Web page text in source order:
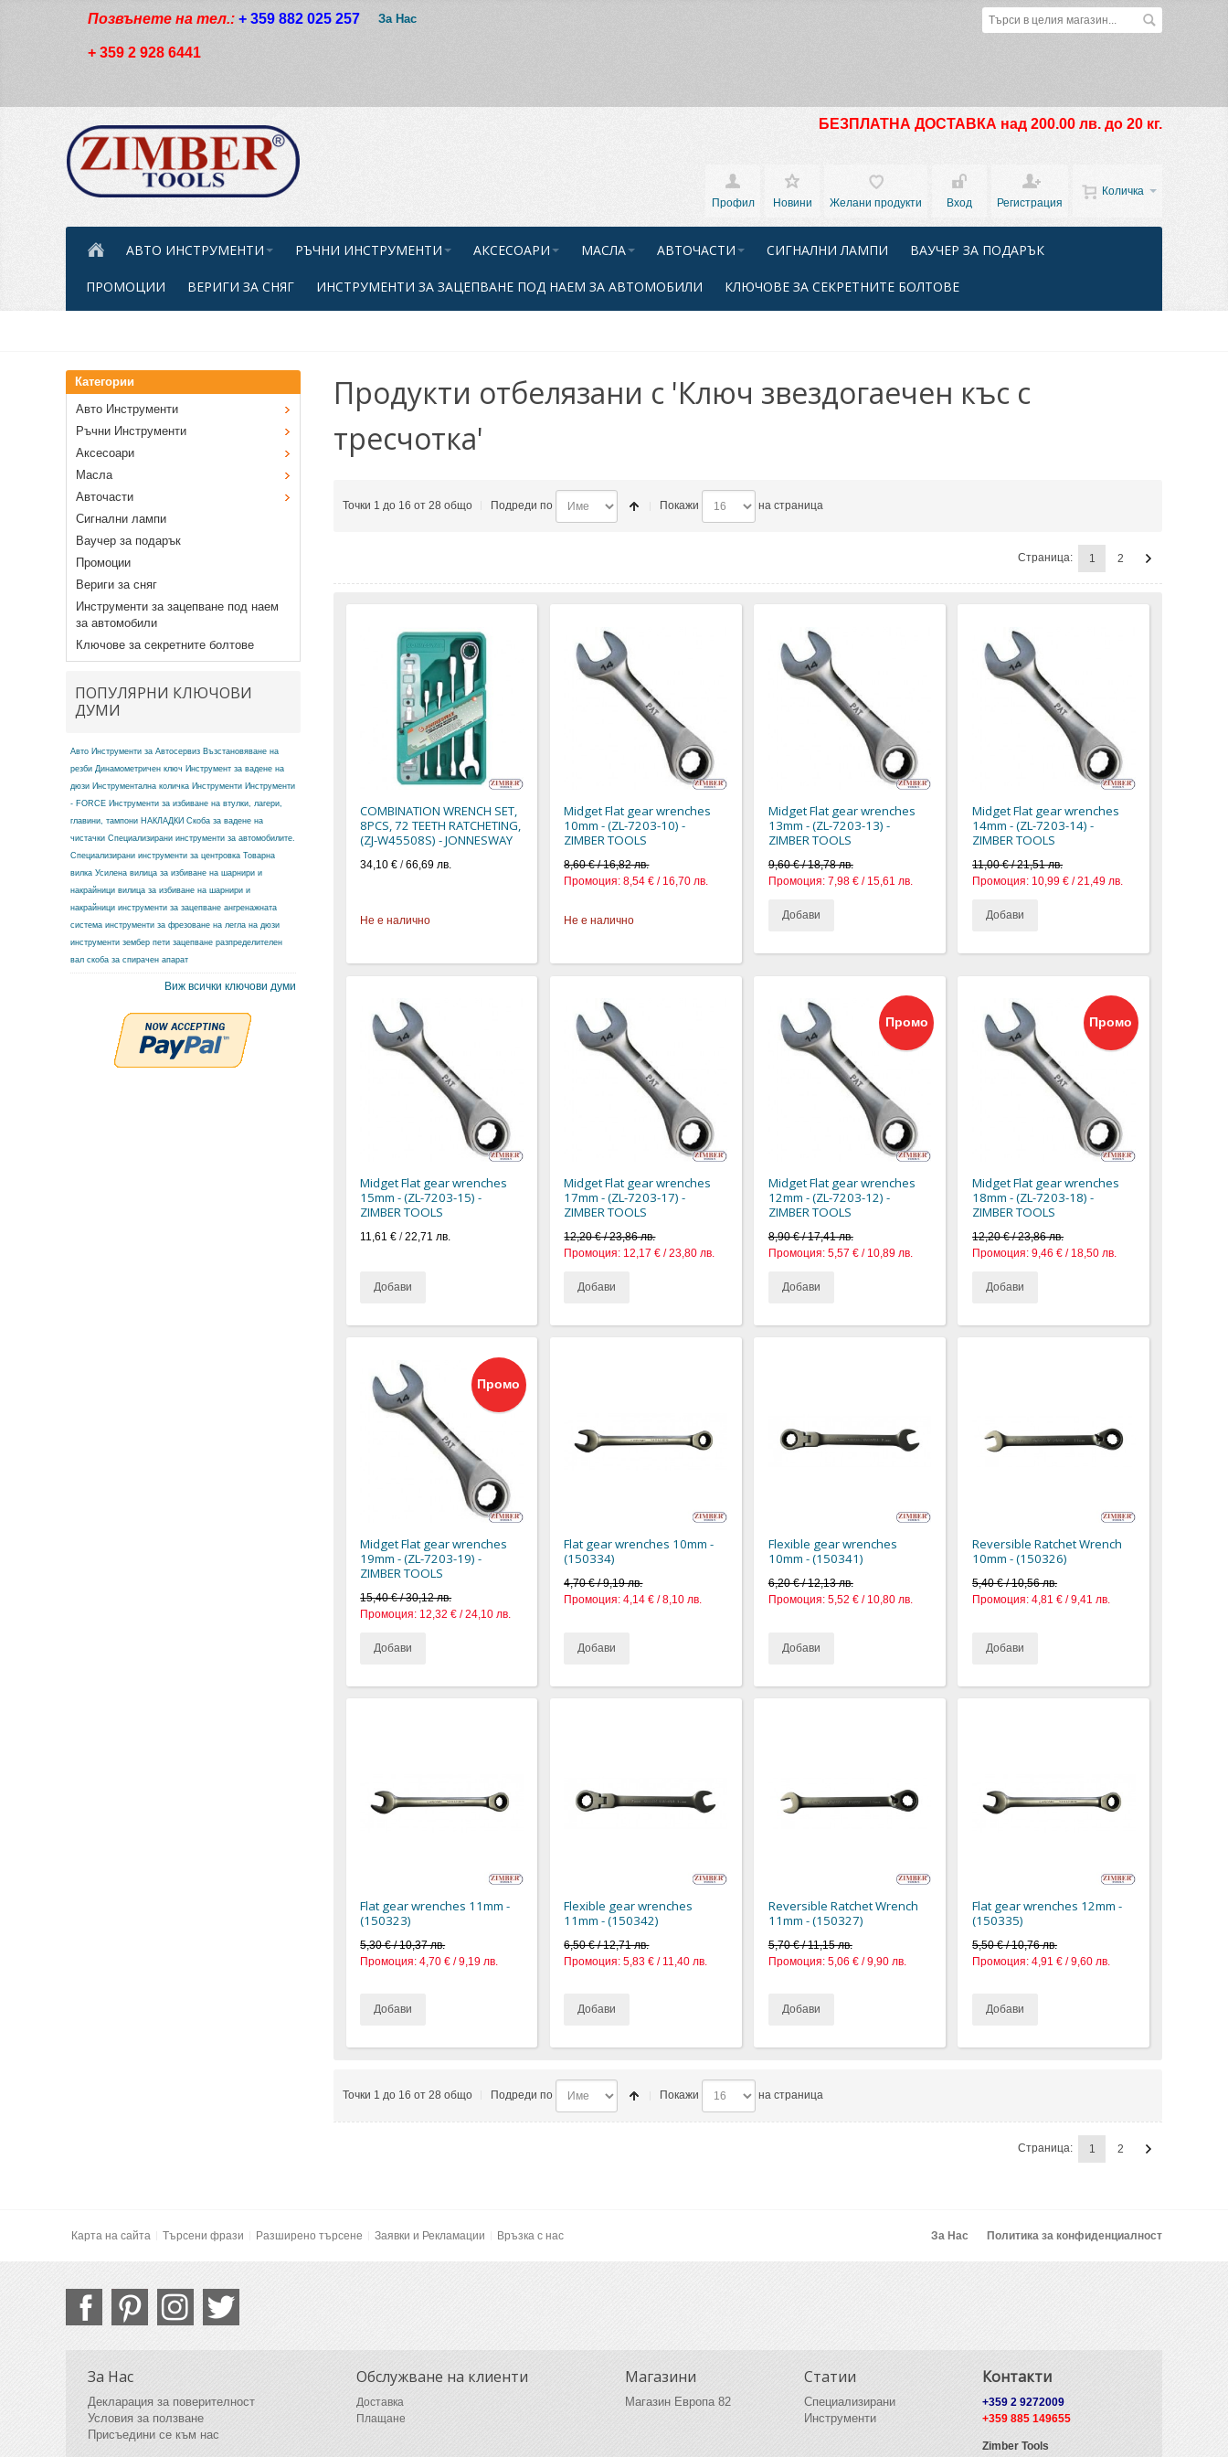
Позвънете на тел.: + 359 882 025 257
+ 359 2 928 6441
За Нас
БЕЗПЛАТНА ДОСТАВКА над 200.00 лв. до 20 кг.
Количка
Профил
Новини Желани продукти Вход Регистрация
АВТО ИНСТРУМЕНТИ РЪЧНИ ИНСТРУМЕНТИ АКСЕСОАРИ МАСЛА АВТОЧАСТИ СИГНАЛНИ ЛАМПИ ВАУЧЕР ЗА ПОДАРЪК
ПРОМОЦИИ ВЕРИГИ ЗА СНЯГ ИНСТРУМЕНТИ ЗА ЗАЦЕПВАНЕ ПОД НАЕМ ЗА АВТОМОБИЛИ КЛЮЧОВЕ ЗА СЕКРЕТНИТЕ БОЛТОВЕ
Продукти отбелязани с 'Ключ звездогаечен къс с
тресчотка'
Точки 1 до 16 от 28 общо Подреди по Покажи на страница
Страница: 1 2
COMBINATION WRENCH SET,
8PCS, 72 TEETH RATCHETING,
(ZJ-W45508S) - JONNESWAY
34,10 € /66,69 лв.
Не е налично
Midget Flat gear wrenches
10mm - (ZL-7203-10) -
ZIMBER TOOLS
8,60 € / 16,82 лв.
Промоция: 8,54 € / 16,70 лв.
Не е налично
Midget Flat gear wrenches
13mm - (ZL-7203-13) -
ZIMBER TOOLS
9,60 € / 18,78 лв.
Промоция: 7,98 € / 15,61 лв.
Добави
Midget Flat gear wrenches
14mm - (ZL-7203-14) -
ZIMBER TOOLS
11,00 € / 21,51 лв.
Промоция: 10,99 € / 21,49 лв.
Добави
Midget Flat gear wrenches
15mm - (ZL-7203-15) -
ZIMBER TOOLS
11,61 € /22,71 лв.
Добави
Midget Flat gear wrenches
17mm - (ZL-7203-17) -
ZIMBER TOOLS
12,20 € / 23,86 лв.
Промоция: 12,17 € / 23,80 лв.
Добави
Промо
Midget Flat gear wrenches
12mm - (ZL-7203-12) -
ZIMBER TOOLS
8,90 € / 17,41 лв.
Промоция: 5,57 € / 10,89 лв.
Добави
Промо
Midget Flat gear wrenches
18mm - (ZL-7203-18) -
ZIMBER TOOLS
12,20 € / 23,86 лв.
Промоция: 9,46 € / 18,50 лв.
Добави
Промо
Midget Flat gear wrenches
19mm - (ZL-7203-19) -
ZIMBER TOOLS
15,40 € / 30,12 лв.
Промоция: 12,32 € / 24,10 лв.
Добави
Flat gear wrenches 10mm -
(150334)
4,70 € / 9,19 лв.
Промоция: 4,14 € / 8,10 лв.
Добави
Flexible gear wrenches
10mm - (150341)
6,20 € / 12,13 лв.
Промоция: 5,52 € / 10,80 лв.
Добави
Reversible Ratchet Wrench
10mm - (150326)
5,40 € / 10,56 лв.
Промоция: 4,81 € / 9,41 лв.
Добави
Flat gear wrenches 11mm -
(150323)
5,30 € / 10,37 лв.
Промоция: 4,70 € / 9,19 лв.
Добави
Flexible gear wrenches
11mm - (150342)
6,50 € / 12,71 лв.
Промоция: 5,83 € / 11,40 лв.
Добави
Reversible Ratchet Wrench
11mm - (150327)
5,70 € / 11,15 лв.
Промоция: 5,06 € / 9,90 лв.
Добави
Flat gear wrenches 12mm -
(150335)
5,50 € / 10,76 лв.
Промоция: 4,91 € / 9,60 лв.
Добави
Точки 1 до 16 от 28 общо Подреди по Покажи на страница
Страница: 1 2
Категории
Авто Инструменти
Ръчни Инструменти
Аксесоари
Масла
Авточасти
Сигнални лампи
Ваучер за подарък
Промоции
Вериги за сняг
Инструменти за зацепване под наем
за автомобили
Ключове за секретните болтове
ПОПУЛЯРНИ КЛЮЧОВИ
ДУМИ
Авто Инструменти за Автосервиз Възстановяване на
резби Динамометричен ключ Инструмент за вадене на
дюзи Инструментална количка Инструменти Инструменти
- FORCE Инструменти за избиване на втулки, лагери,
главини, тампони НАКЛАДКИ Скоба за вадене на
чистачки Специализирани инструменти за автомобилите.
Специализирани инструменти за центровка Товарна
вилка Усилена вилица за избиване на шарнири и
накрайници вилица за избиване на шарнири и
накрайници инструменти за зацепване ангренажната
система инструменти за фрезоване на легла на дюзи
инструменти зембер пети зацепване разпределителен
вал скоба за спирачен апарат
Виж всички ключови думи
Карта на сайта Търсени фрази Разширено търсене Заявки и Рекламации Връзка с нас За Нас Политика за конфиденциалност
За Нас
Декларация за поверителност
Условия за ползване
Присъедини се към нас
Обслужване на клиенти
Доставка
Плащане
Магазини
Магазин Европа 82
Статии
Специализирани
Инструменти
Контакти
+359 2 9272009
+359 885 149655
Zimber Tools